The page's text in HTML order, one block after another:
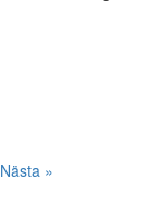
Nästa »